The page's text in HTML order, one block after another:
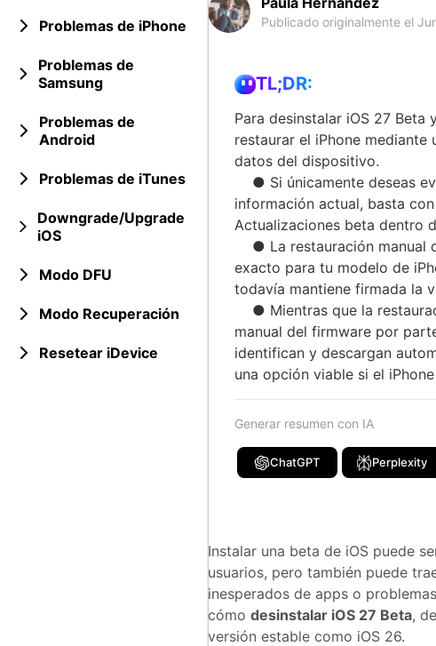
Problemas de iPhone
Problemas de
Samsung
Problemas de
Android
Problemas de iTunes
Downgrade/Upgrade
iOS
Modo DFU
Modo Recuperación
Resetear iDevice
Publicado originalmente el
TL;DR:
Para desinstalar iOS 27 Beta
restaurar el iPhone
datos del dispositivo.
● Si únicamente deseas
información actual, basta
Actualizaciones beta dentro
● La restauración manual
exacto para tu modelo de
todavía mantiene firmada la
● Mientras que la
manual del firmware por
identifican y descargan
una opción viable si el
Generar resumen con IA
ChatGPT Perplexity
Instalar una beta de iOS puede
usuarios, pero también puede
inesperados de apps o
cómo desinstalar iOS 27 Beta,
versión estable como iOS 26.